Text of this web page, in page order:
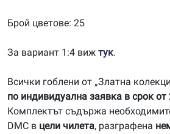
Брой цветове: 25
За вариант 1:4 виж тук.
Всички гоблени от „Златна
по индивидуална заявка в срок
Комплектът съдържа
DMC в цели чилета, разграфена